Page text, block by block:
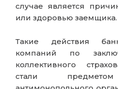
случае является
или здоровью заемщика.
Такие действия
компаний по
коллективного
стали